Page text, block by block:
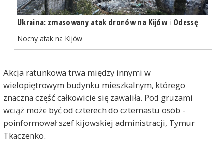
Ukraina: zmasowany atak dronów na Kijów i Odessę
Nocny atak na Kijów
Akcja ratunkowa trwa między innymi w
wielopiętrowym budynku mieszkalnym, którego
znaczna część całkowicie się zawaliła. Pod gruzami
wciąż może być od czterech do czternastu osób -
poinformował szef kijowskiej administracji, Tymur
Tkaczenko.